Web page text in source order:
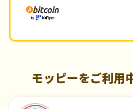
モッピーをご利用